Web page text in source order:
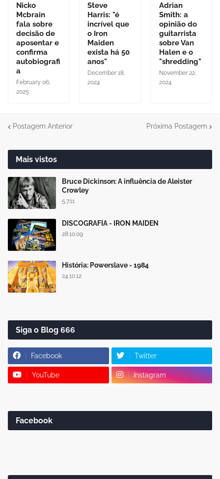
Nicko
Mcbrain
fala sobre
decisão de
aposentar e
confirma
autobiografi
a
February 06,
2025
Steve
Harris: "é
incrível que
o Iron
Maiden
exista há 50
anos"
December 18,
2024
Adrian
Smith: a
opinião do
guitarrista
sobre Van
Halen e o
"shredding"
November 22,
2024
Postagem Anterior Próxima Postagem
Mais vistos
Bruce Dickinson: A influência de Aleister
Crowley
5.7.11
DISCOGRAFIA - IRON MAIDEN
28.10.09
História: Powerslave - 1984
24.10.12
Siga o Blog 666
Facebook Twitter
YouTube Instagram
Facebook